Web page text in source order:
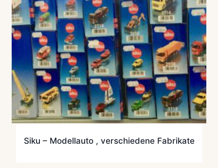
Siku – Modellauto , verschiedene Fabrikate